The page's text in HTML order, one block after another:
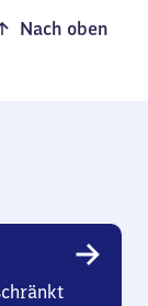
Nach oben